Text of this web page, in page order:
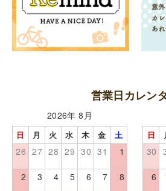
営業日カレン
2026年 8月
日 月 火 水 木 金 土
26 27 28 29 30 31 1
2 3 4 5 6 7 8
日
30
6